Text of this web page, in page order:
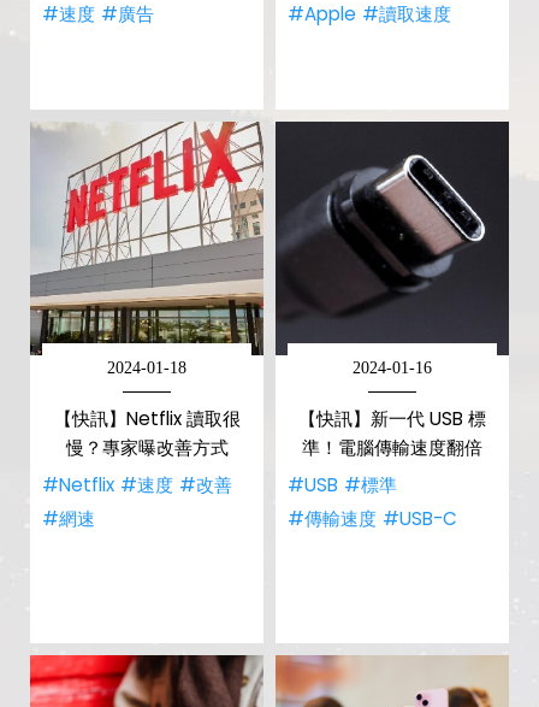
#速度 #廣告
#Apple #讀取速度
2024-01-18
【快訊】Netflix 讀取很
慢？專家曝改善方式
#Netflix #速度 #改善
#網速
2024-01-16
【快訊】新一代 USB 標
準！電腦傳輸速度翻倍
#USB #標準
#傳輸速度 #USB-C